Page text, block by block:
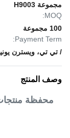
مجموعة H9003
MOQ:
100 مجموعة
Payment Term:
/ تي تي، ويسترن
وصف المنتج
محفظة